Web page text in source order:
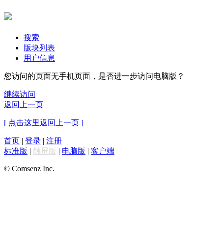
搜索
版块列表
用户信息
您访问的页面无手机页面，是否进一步访问电脑版？
继续访问
返回上一页
[ 点击这里返回上一页 ]
首页 | 登录 | 注册
标准版 | 触屏版 | 电脑版 | 客户端
© Comsenz Inc.